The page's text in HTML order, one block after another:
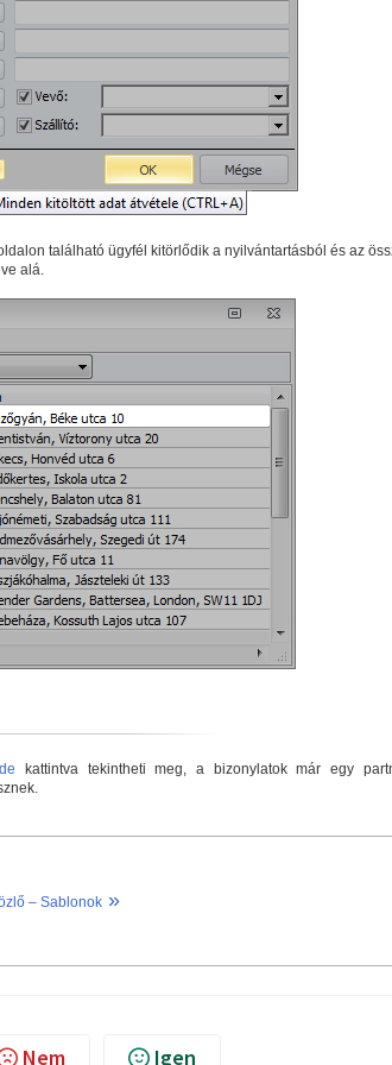
található ügyfél kitörlődik a nyilvántartásból és az
alá.
kattintva tekintheti meg, a bizonylatok már egy
– Sablonok »
Nem Igen